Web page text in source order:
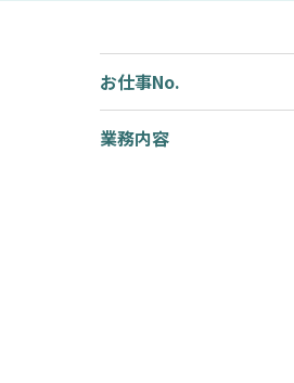
お仕事No.
業務内容